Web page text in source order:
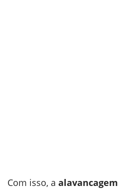
Com isso, a alavancagem